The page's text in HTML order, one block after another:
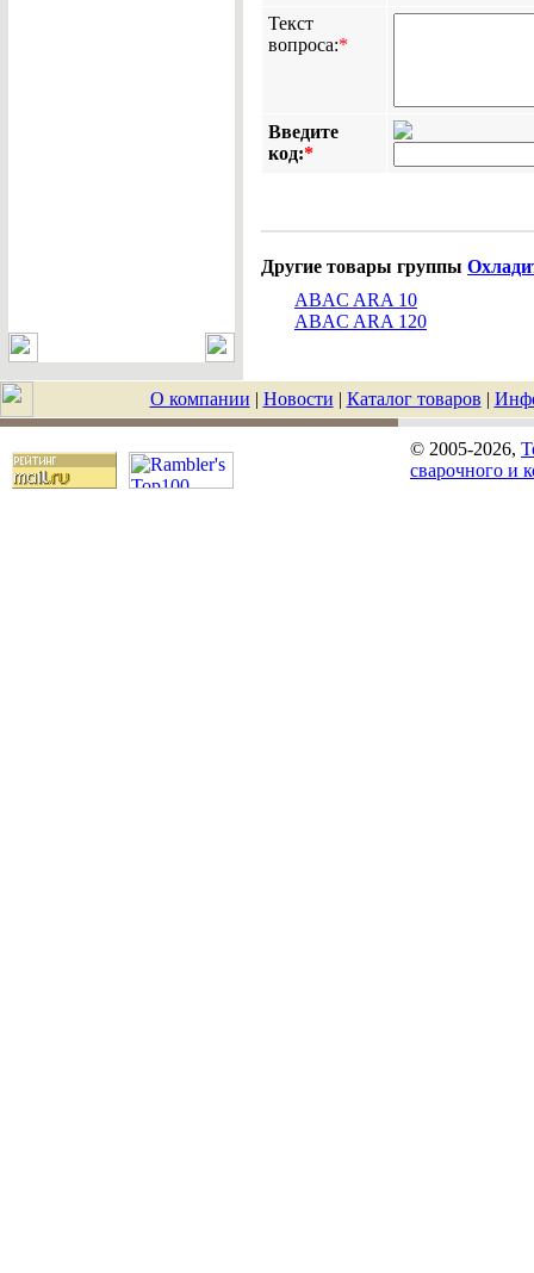
Текст
вопроса:*
Введите
код:*
Другие товары группы
ABAC ARA 10
ABAC ARA 120
О компании | Новости | Каталог товаров |
© 2005-2026,
сварочного и